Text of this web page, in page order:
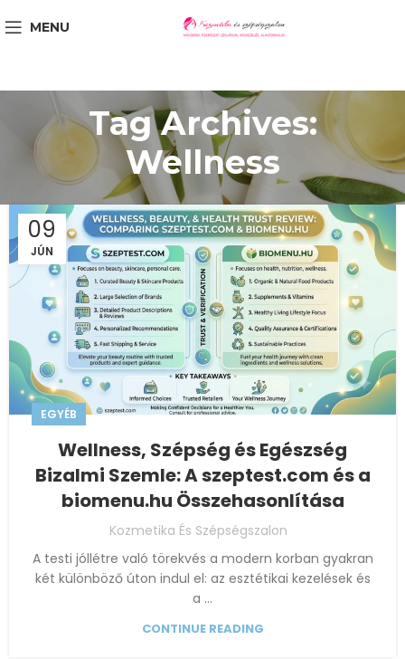
MENU
Tag Archives:
Wellness
09
JÚN
EGYÉB
Wellness, Szépség és Egészség
Bizalmi Szemle: A szeptest.com és a
biomenu.hu Összehasonlítása
Kozmetika És Szépségszalon
A testi jóllétre való törekvés a modern korban gyakran
két különböző úton indul el: az esztétikai kezelések és
a ...
CONTINUE READING